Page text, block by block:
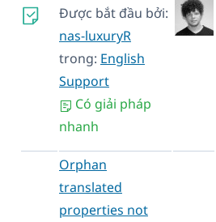
Được bắt đầu bởi:
nas-luxuryR
trong: English
Support
Có giải pháp
nhanh
Orphan
translated
properties not